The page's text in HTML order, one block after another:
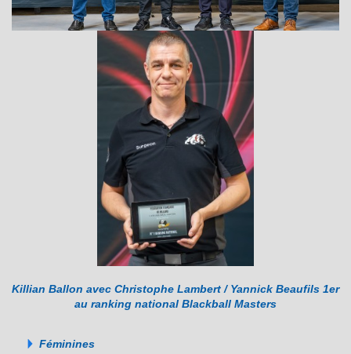
Killian Ballon avec Christophe Lambert / Yannick Beaufils 1er
au ranking national Blackball Masters
Féminines